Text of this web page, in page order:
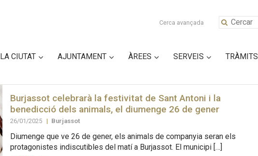
Cerca avançada
LA CIUTAT AJUNTAMENT ÀREES SERVEIS TRÀMITS
Burjassot celebrarà la festivitat de Sant Antoni i la
benedicció dels animals, el diumenge 26 de gener
26/01/2025 | Burjassot
Diumenge que ve 26 de gener, els animals de companyia seran els
protagonistes indiscutibles del matí a Burjassot. El municipi […]